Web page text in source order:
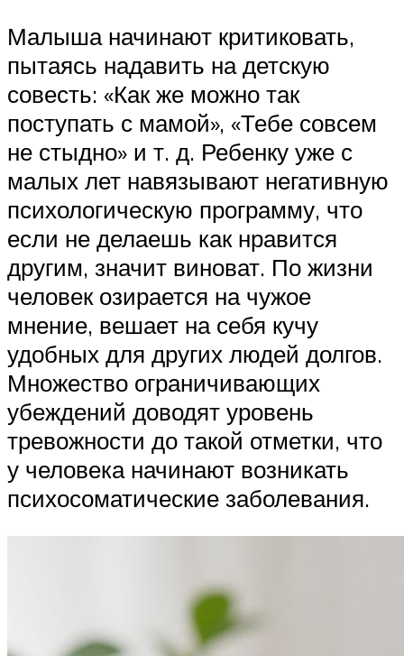
Малыша начинают критиковать,
пытаясь надавить на детскую
совесть: «Как же можно так
поступать с мамой», «Тебе совсем
не стыдно» и т. д. Ребенку уже с
малых лет навязывают негативную
психологическую программу, что
если не делаешь как нравится
другим, значит виноват. По жизни
человек озирается на чужое
мнение, вешает на себя кучу
удобных для других людей долгов.
Множество ограничивающих
убеждений доводят уровень
тревожности до такой отметки, что
у человека начинают возникать
психосоматические заболевания.